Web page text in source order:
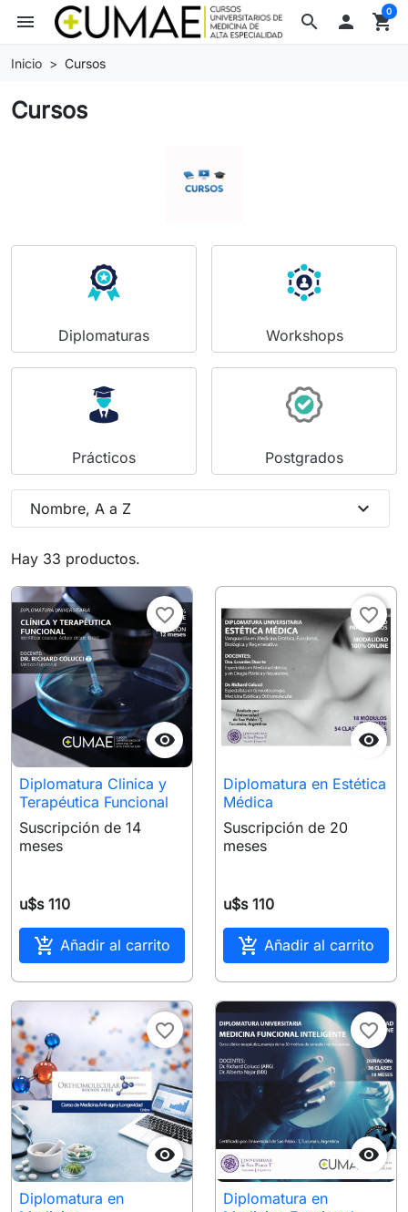
search
menu  shopping_cart
0
Inicio Cursos
Cursos
Diplomaturas Workshops
Prácticos Postgrados
Hay 33 productos.
Nombre, A a Z expand_more

favorite_border
Diplomatura Clinica y
Terapéutica Funcional
Suscripción de 14
meses
u$s 110
 Añadir al carrito

favorite_border
Diplomatura en Estética
Médica
Suscripción de 20
meses
u$s 110
 Añadir al carrito

favorite_border
Diplomatura en

favorite_border
Diplomatura en